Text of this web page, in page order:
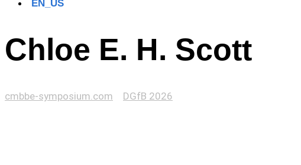
Chloe E. H. Scott
cmbbe-symposium.com DGfB 2026